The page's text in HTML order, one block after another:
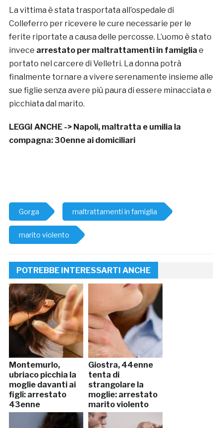
La vittima è stata trasportata all’ospedale di
Colleferro per ricevere le cure necessarie per le
ferite riportate a causa delle percosse. L’uomo è stato
invece arrestato per maltrattamenti in famiglia e
portato nel carcere di Velletri. La donna potrà
finalmente tornare a vivere serenamente insieme alle
sue figlie senza avere più paura di essere minacciata e
picchiata dal marito.
LEGGI ANCHE -> Napoli, maltratta e umilia la
compagna: 30enne ai domiciliari
Gorga maltrattamenti in famiglia
marito violento
POTREBBE INTERESSARTI ANCHE
Montemurlo,
ubriaco picchia la
moglie davanti ai
figli: arrestato
43enne
Giostra, 44enne
tenta di
strangolare la
moglie: arrestato
marito violento